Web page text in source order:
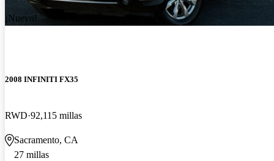
¡Nuevo!
2008 INFINITI FX35
RWD 92,115 millas
Sacramento, CA
27 millas